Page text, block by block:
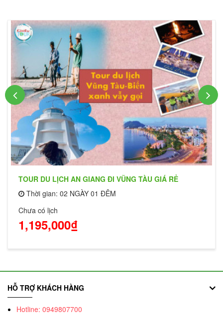
TOUR DU LỊCH AN GIANG ĐI VŨNG TÀU GIÁ RẺ
Thời gian: 02 NGÀY 01 ĐÊM
Chưa có lịch
1,195,000₫
HỖ TRỢ KHÁCH HÀNG
Hotline: 0949807700